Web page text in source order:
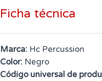
Ficha técnica
Marca: Hc Percussion
Color: Negro
Código universal de